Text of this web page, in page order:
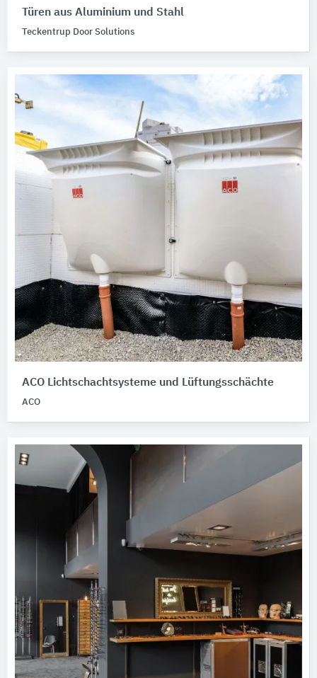
Türen aus Aluminium und Stahl
Teckentrup Door Solutions
ACO Lichtschachtsysteme und Lüftungsschächte
ACO